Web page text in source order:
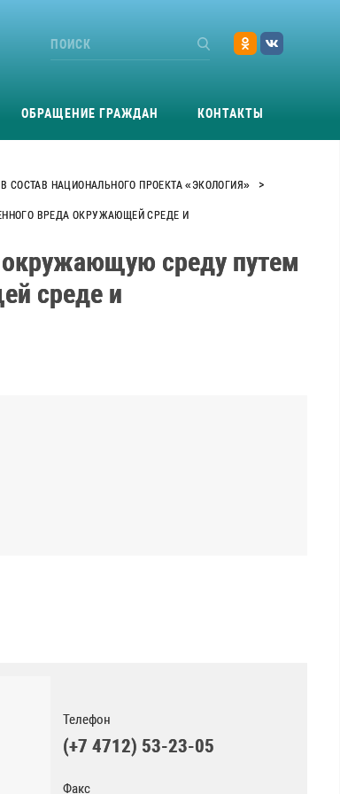
ОБРАЩЕНИЕ ГРАЖДАН КОНТАКТЫ
СОСТАВ НАЦИОНАЛЬНОГО ПРОЕКТА «ЭКОЛОГИЯ» >
ВРЕДА ОКРУЖАЮЩЕЙ СРЕДЕ И
окружающую среду путем
среде и
Телефон
(+7 4712) 53-23-05
Факс